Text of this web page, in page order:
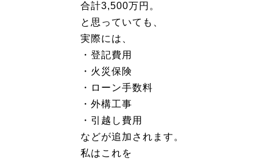
合計3,500万円。
と思っていても、
実際には、
・登記費用
・火災保険
・ローン手数料
・外構工事
・引越し費用
などが追加されます。
私はこれを